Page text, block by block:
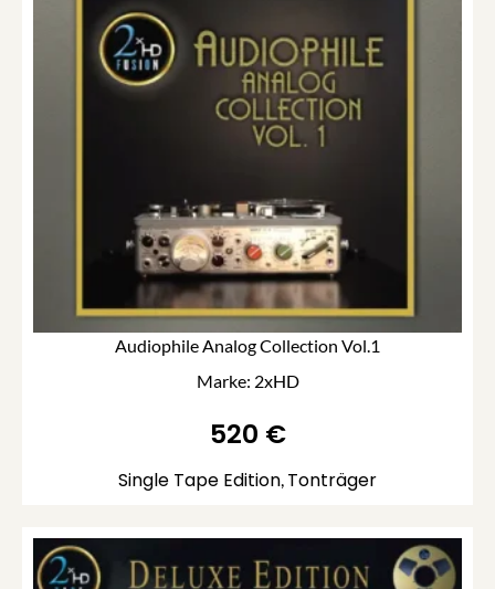
Single Tape Edition Tonträger
Audiophile Analog Collection Vol.1
Marke: 2xHD
520 €